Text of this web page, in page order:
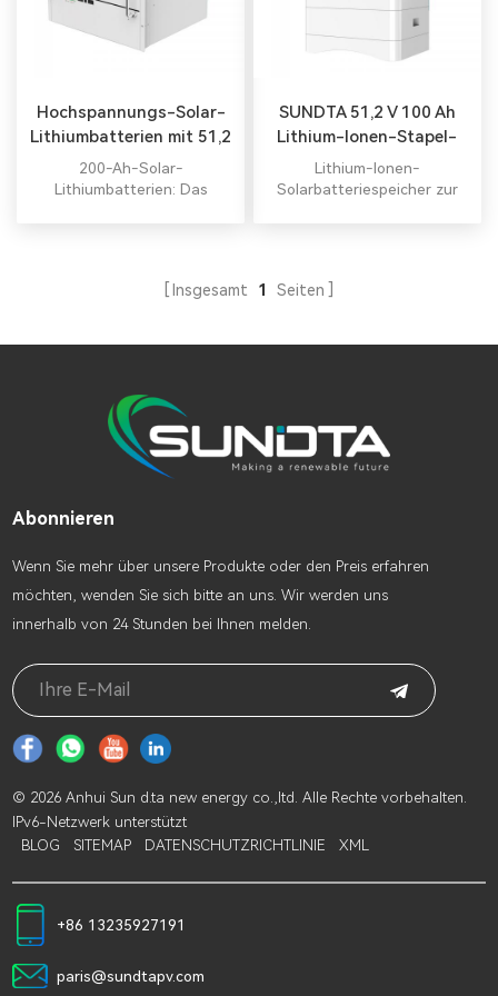
Hochspannungs-Solar-
Lithiumbatterien mit 51,2
V und 200 Ah
200-Ah-Solar-
Lithiumbatterien: Das
SUNDTA 51,2 V 100 Ah
Lithium-Ionen-Stapel-
Solarbatterie
Lithium-Ionen-
Solarbatteriespeicher zur
Insgesamt
1 Seiten
Abonnieren
Wenn Sie mehr über unsere Produkte oder den Preis erfahren
möchten, wenden Sie sich bitte an uns. Wir werden uns
innerhalb von 24 Stunden bei Ihnen melden.
© 2026 Anhui Sun d.ta new energy co.,ltd. Alle Rechte vorbehalten.
IPv6-Netzwerk unterstützt
BLOG
SITEMAP DATENSCHUTZRICHTLINIE XML
+86 13235927191
paris@sundtapv.com